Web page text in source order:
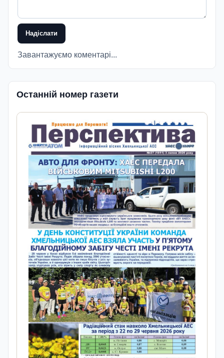
Надіслати
Завантажуємо коментарі...
Останній номер газети